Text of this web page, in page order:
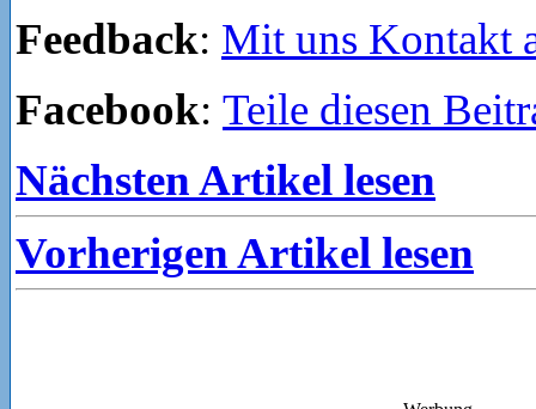
Feedback: Mit uns Kontakt
Facebook: Teile diesen
Nächsten Artikel lesen
Vorherigen Artikel lesen